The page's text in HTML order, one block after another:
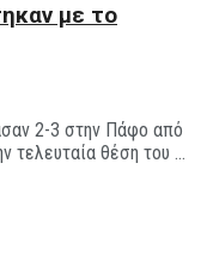
με το
2-3 στην Πάφο από
τελευταία θέση του ...